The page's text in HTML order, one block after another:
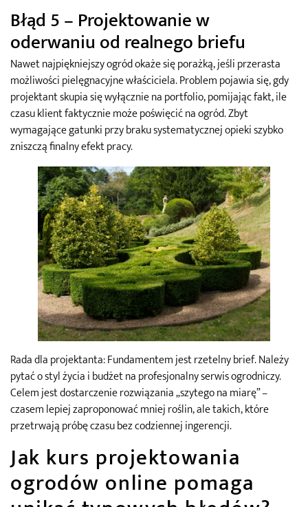
Błąd 5 – Projektowanie w
oderwaniu od realnego briefu
Nawet najpiękniejszy ogród okaże się porażką, jeśli przerasta
możliwości pielęgnacyjne właściciela. Problem pojawia się, gdy
projektant skupia się wyłącznie na portfolio, pomijając fakt, ile
czasu klient faktycznie może poświęcić na ogród. Zbyt
wymagające gatunki przy braku systematycznej opieki szybko
zniszczą finalny efekt pracy.
Rada dla projektanta: Fundamentem jest rzetelny brief. Należy
pytać o styl życia i budżet na profesjonalny serwis ogrodniczy.
Celem jest dostarczenie rozwiązania „szytego na miarę” –
czasem lepiej zaproponować mniej roślin, ale takich, które
przetrwają próbę czasu bez codziennej ingerencji.
Jak kurs projektowania
ogrodów online pomaga